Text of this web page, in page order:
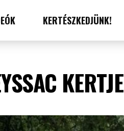
KERTÉSZKEDJÜNK!
KERTJE